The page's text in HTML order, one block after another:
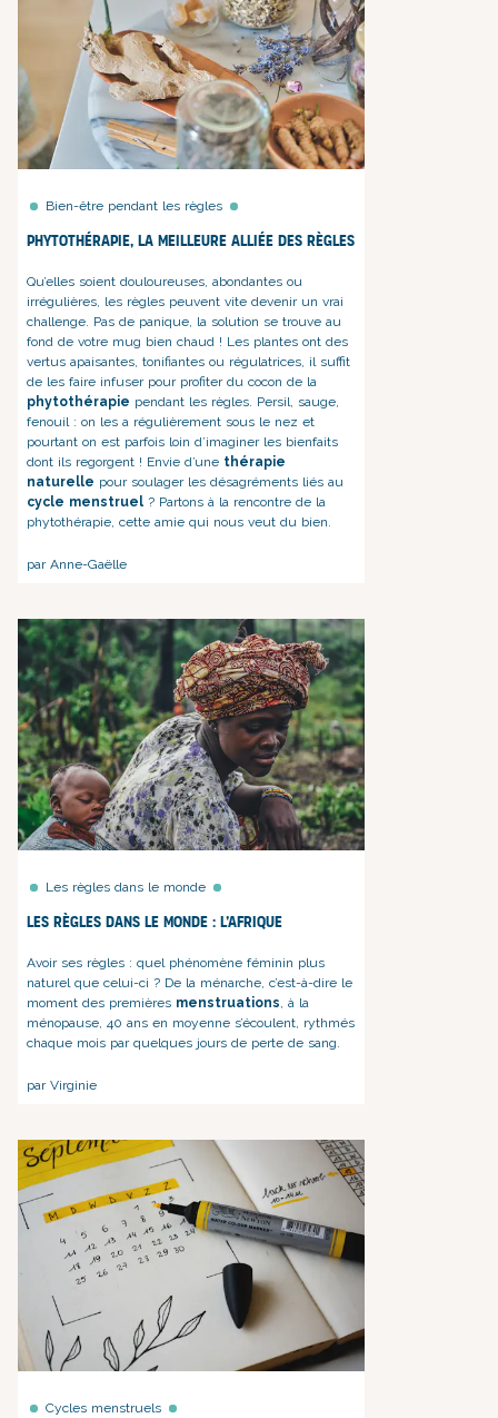
Bien-être pendant les règles
Phytothérapie, la meilleure alliée des règles
Qu’elles soient douloureuses, abondantes ou
irrégulières, les règles peuvent vite devenir un vrai
challenge. Pas de panique, la solution se trouve au
fond de votre mug bien chaud ! Les plantes ont des
vertus apaisantes, tonifiantes ou régulatrices, il suffit
de les faire infuser pour profiter du cocon de la
phytothérapie pendant les règles. Persil, sauge,
fenouil : on les a régulièrement sous le nez et
pourtant on est parfois loin d’imaginer les bienfaits
dont ils regorgent ! Envie d’une thérapie
naturelle pour soulager les désagréments liés au
cycle menstruel ? Partons à la rencontre de la
phytothérapie, cette amie qui nous veut du bien.
par Anne-Gaëlle
Les règles dans le monde
Les règles dans le monde : l’Afrique
Avoir ses règles : quel phénomène féminin plus
naturel que celui-ci ? De la ménarche, c’est-à-dire le
moment des premières menstruations, à la
ménopause, 40 ans en moyenne s’écoulent, rythmés
chaque mois par quelques jours de perte de sang.
par Virginie
Cycles menstruels